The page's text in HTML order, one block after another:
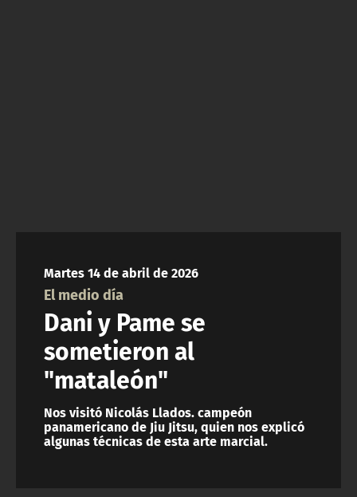
Martes 14 de abril de 2026
El medio día
Dani y Pame se
sometieron al
"mataleón"
Nos visitó Nicolás Llados. campeón
panamericano de Jiu Jitsu, quien nos explicó
algunas técnicas de esta arte marcial.